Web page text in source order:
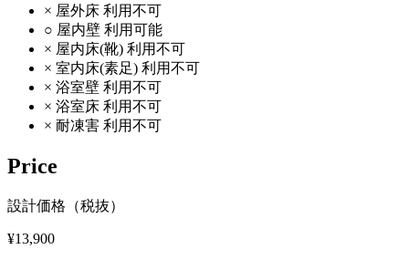
× 屋外床 利用不可
○ 屋内壁 利用可能
× 屋内床(靴) 利用不可
× 室内床(素足) 利用不可
× 浴室壁 利用不可
× 浴室床 利用不可
× 耐凍害 利用不可
Price
設計価格（税抜）
¥13,900